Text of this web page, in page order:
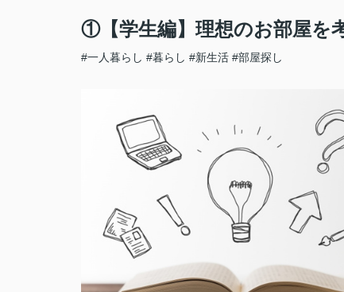
①【学生編】理想のお部屋を
#一人暮らし #暮らし #新生活 #部屋探し